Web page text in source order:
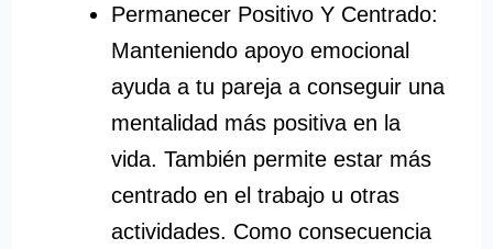
Permanecer Positivo Y Centrado:
Manteniendo apoyo emocional
ayuda a tu pareja a conseguir una
mentalidad más positiva en la
vida. También permite estar más
centrado en el trabajo u otras
actividades. Como consecuencia